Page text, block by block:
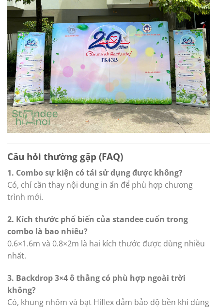
Câu hỏi thường gặp (FAQ)
1. Combo sự kiện có tái sử dụng được không?
Có, chỉ cần thay nội dung in ấn để phù hợp chương
trình mới.
2. Kích thước phổ biến của standee cuốn trong
combo là bao nhiêu?
0.6×1.6m và 0.8×2m là hai kích thước được dùng nhiều
nhất.
3. Backdrop 3×4 ô thẳng có phù hợp ngoài trời
không?
Có, khung nhôm và bạt Hiflex đảm bảo độ bền khi dùng